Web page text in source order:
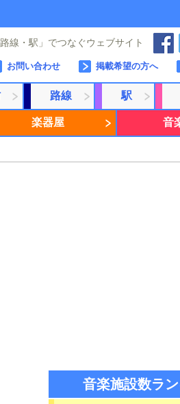
線・駅」でつなぐウェブサイト
掲載希望の方へ
お問い合わせ
路線 駅
楽器屋 音
音楽施設数ラ